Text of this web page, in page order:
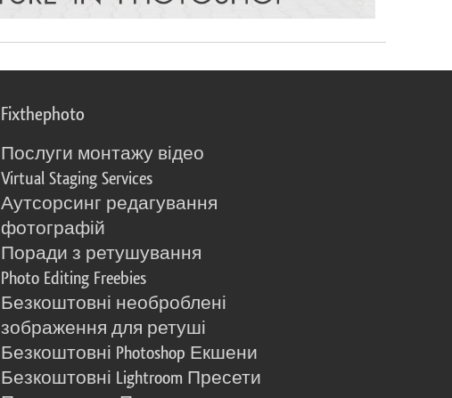
Fixthephoto
Послуги монтажу відео
Virtual Staging Services
Аутсорсинг редагування
фотографій
Поради з ретушування
Photo Editing Freebies
Безкоштовні необроблені
зображення для ретуші
Безкоштовні Photoshop Екшени
Безкоштовні Lightroom Пресети